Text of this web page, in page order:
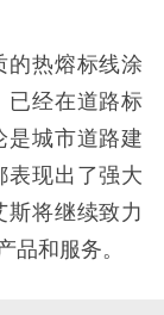
的热熔标线涂
已经在道路标
是城市道路建
表现出了强大
斯将继续致力
品和服务。